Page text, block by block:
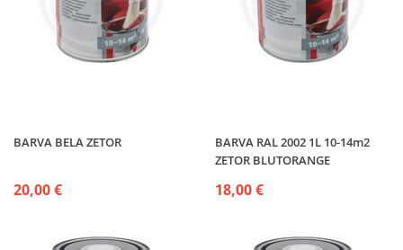
BARVA BELA ZETOR
20,00 €
BARVA RAL 2002 1L 10-14m2
ZETOR BLUTORANGE
18,00 €